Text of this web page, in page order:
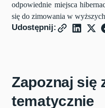
odpowiednie miejsca
się do zimowania w
Udostępnij:
Zapoznaj się
tematycznie